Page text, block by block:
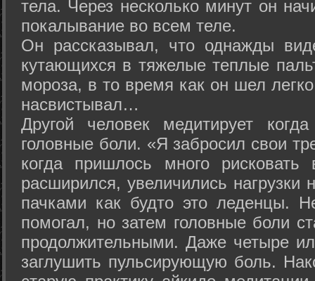
тела. Через несколько минут он
покалывание во всем теле.
Он рассказывал, что однажды
кутающихся в тяжелые теплые
мороза, в то время как он шел
насвистывал…
Другой человек медитирует
головные боли. «Я забросил свои
когда пришлось много
расширился, увеличились нагрузки
пачками как будто это леденцы.
помогал, но затем головные боли
продолжительными. Даже четыре
заглушить пульсирующую боль.